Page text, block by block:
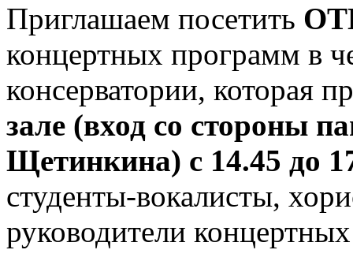
Приглашаем посетить
концертных программ в
консерватории, которая
зале (вход со стороны
Щетинкина) с 14.45 до
студенты-вокалисты,
руководители